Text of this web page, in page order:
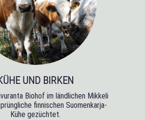
UND BIRKEN
Biohof im ländlichen Mikkeli
finnischen Suomenkarja-
Kühe gezüchtet.